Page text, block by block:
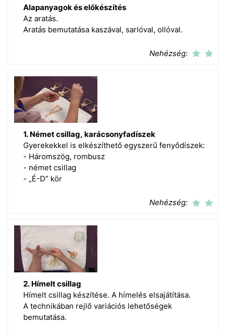
Alapanyagok és előkészítés
Az aratás.
Aratás bemutatása kaszával, sarlóval, ollóval.
Nehézség:
1. Német csillag, karácsonyfadíszek
Gyerekekkel is elkészíthető egyszerű fenyődíszek:
- Háromszög, rombusz
- német csillag
- „É-D” kör
Nehézség:
2. Hímelt csillag
Hímelt csillag készítése. A hímelés elsajátítása.
A technikában rejlő variációs lehetőségek
bemutatása.